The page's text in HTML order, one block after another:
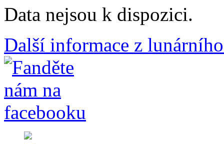
Data nejsou k dispozici.
Další informace z